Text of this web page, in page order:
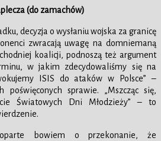
(do zamachów)
decyzja o wysłaniu wojska za granicę
zwracają uwagę na domniemaną
koalicji, podnoszą też argument
w jakim zdecydowaliśmy się na
ISIS do ataków w Polsce” –
poświęconych sprawie. „Mszcząc się,
Światowych Dni Młodzieży” – to
bowiem o przekonanie, że